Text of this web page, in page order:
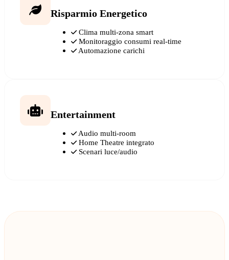
Risparmio Energetico
Clima multi-zona smart
Monitoraggio consumi real-time
Automazione carichi
Entertainment
Audio multi-room
Home Theatre integrato
Scenari luce/audio